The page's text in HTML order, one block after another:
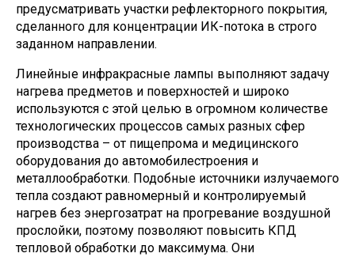
предусматривать участки рефлекторного покрытия,
сделанного для концентрации ИК-потока в строго
заданном направлении.
Линейные инфракрасные лампы выполняют задачу
нагрева предметов и поверхностей и широко
используются с этой целью в огромном количестве
технологических процессов самых разных сфер
производства – от пищепрома и медицинского
оборудования до автомобилестроения и
металлообработки. Подобные источники излучаемого
тепла создают равномерный и контролируемый
нагрев без энергозатрат на прогревание воздушной
прослойки, поэтому позволяют повысить КПД
тепловой обработки до максимума. Они